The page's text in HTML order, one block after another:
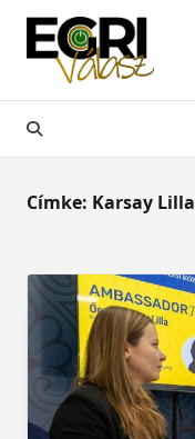
Skip
content
Címke: Karsay Lilla